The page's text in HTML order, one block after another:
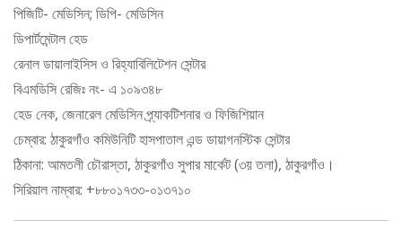
পিজিটি- মেডিসিন; ডিপি- মেডিসিন
ডিপার্টমেন্টাল হেড
রেনাল ডায়ালাইসিস ও রিহ্যাবিলিটেশন সেন্টার
বিএমডিসি রেজিঃ নং- এ ১০৯৩৪৮
হেড নেক, জেনারেল মেডিসিন প্র্যাকটিশনার ও ফিজিশিয়ান
চেম্বার: ঠাকুরগাঁও কমিউনিটি হাসপাতাল এন্ড ডায়াগনস্টিক সেন্টার
ঠিকানা: আমতলী চৌরাস্তা, ঠাকুরগাঁও সুপার মার্কেট (৩য় তলা), ঠাকুরগাঁও।
সিরিয়াল নাম্বার: +৮৮০১৭৩৩-০১৩৭১০